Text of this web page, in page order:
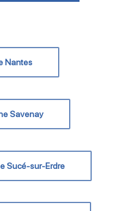
Nantes
Savenay
Sucé-sur-Erdre